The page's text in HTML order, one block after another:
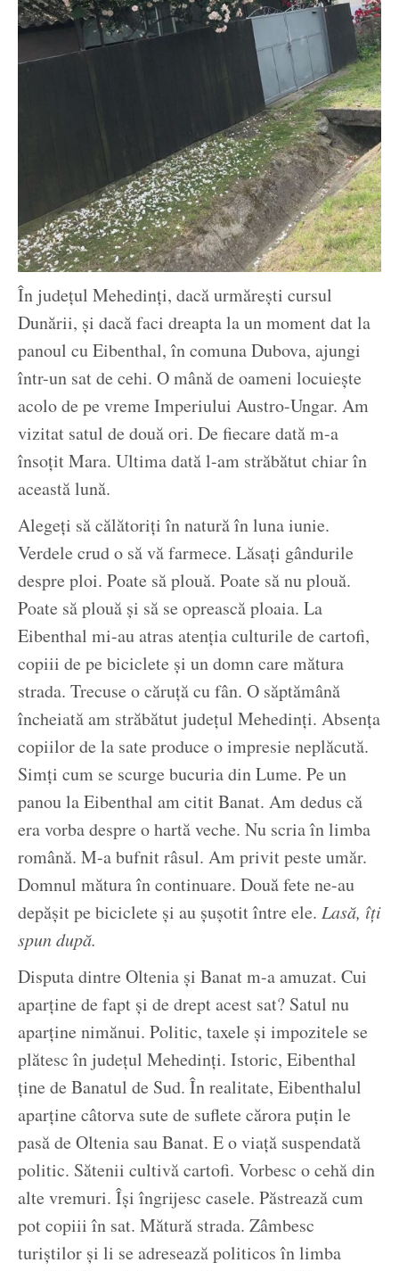
În județul Mehedinți, dacă urmărești cursul
Dunării, și dacă faci dreapta la un moment dat la
panoul cu Eibenthal, în comuna Dubova, ajungi
într-un sat de cehi. O mână de oameni locuiește
acolo de pe vreme Imperiului Austro-Ungar. Am
vizitat satul de două ori. De fiecare dată m-a
însoțit Mara. Ultima dată l-am străbătut chiar în
această lună.
Alegeți să călătoriți în natură în luna iunie.
Verdele crud o să vă farmece. Lăsați gândurile
despre ploi. Poate să plouă. Poate să nu plouă.
Poate să plouă și să se oprească ploaia. La
Eibenthal mi-au atras atenția culturile de cartofi,
copiii de pe biciclete și un domn care mătura
strada. Trecuse o căruță cu fân. O săptămână
încheiată am străbătut județul Mehedinți. Absența
copiilor de la sate produce o impresie neplăcută.
Simți cum se scurge bucuria din Lume. Pe un
panou la Eibenthal am citit Banat. Am dedus că
era vorba despre o hartă veche. Nu scria în limba
română. M-a bufnit râsul. Am privit peste umăr.
Domnul mătura în continuare. Două fete ne-au
depășit pe biciclete și au șușotit între ele. Lasă, îți
spun după.
Disputa dintre Oltenia și Banat m-a amuzat. Cui
aparține de fapt și de drept acest sat? Satul nu
aparține nimănui. Politic, taxele și impozitele se
plătesc în județul Mehedinți. Istoric, Eibenthal
ține de Banatul de Sud. În realitate, Eibenthalul
aparține câtorva sute de suflete cărora puțin le
pasă de Oltenia sau Banat. E o viață suspendată
politic. Sătenii cultivă cartofi. Vorbesc o cehă din
alte vremuri. Își îngrijesc casele. Păstrează cum
pot copiii în sat. Mătură strada. Zâmbesc
turiștilor și li se adresează politicos în limba